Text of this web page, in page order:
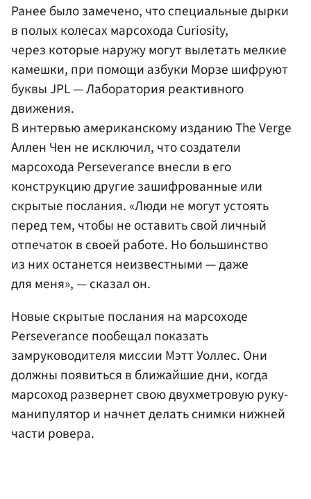
Ранее было замечено, что специальные дырки
в полых колесах марсохода Curiosity,
через которые наружу могут вылетать мелкие
камешки, при помощи азбуки Морзе шифруют
буквы JPL — Лаборатория реактивного
движения.
В интервью американскому изданию The Verge
Аллен Чен не исключил, что создатели
марсохода Perseverance внесли в его
конструкцию другие зашифрованные или
скрытые послания. «Люди не могут устоять
перед тем, чтобы не оставить свой личный
отпечаток в своей работе. Но большинство
из них останется неизвестными — даже
для меня», — сказал он.
Новые скрытые послания на марсоходе
Perseverance пообещал показать
замруководителя миссии Мэтт Уоллес. Они
должны появиться в ближайшие дни, когда
марсоход развернет свою двухметровую руку-
манипулятор и начнет делать снимки нижней
части ровера.